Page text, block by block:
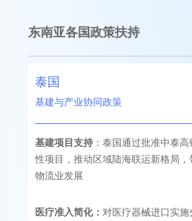
东南亚各国政策扶持
泰国
基建与产业协同政策
基建项目支持 ：泰国通过批准中泰
性项目，推动区域陆海联运新格局
物流业发展⁠⁣
医疗准入简化：对医疗器械进口实